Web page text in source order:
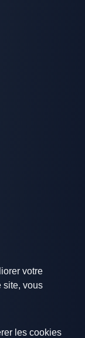
votre
site, vous
les cookies